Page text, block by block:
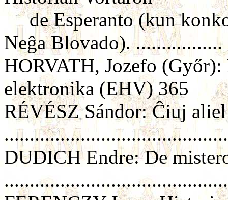
de Esperanto (kun
Neĝa Blovado). .................
HORVATH, Jozefo (Győr):
elektronika (EHV) 365
RÉVÉSZ Sándor: Ĉiuj aliel
DUDICH Endre: De